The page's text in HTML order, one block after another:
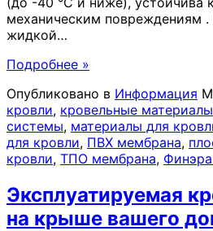
механическим повреждениям .
жидкой…
Подробнее »
Опубликовано в Информация
кровли, кровельные материалы
системы, материалы для
для кровли, ПВХ мембрана,
кровли, ТПО мембрана,
Эксплуатируемая
на крыше вашего